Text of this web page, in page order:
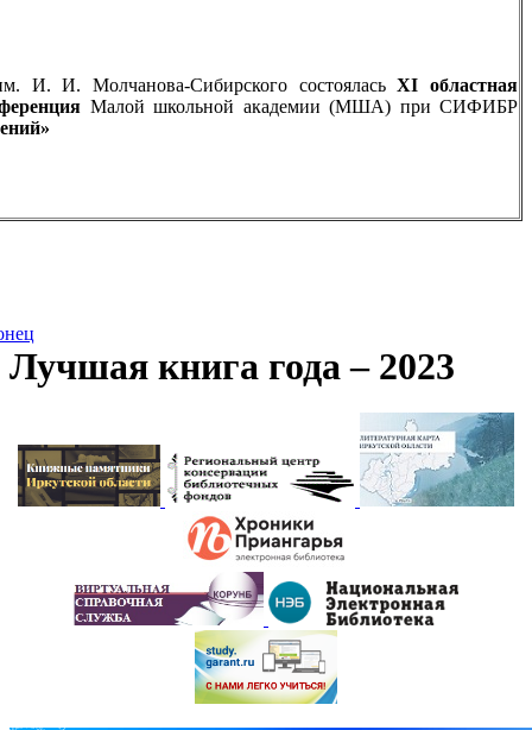
И. И. Молчанова-Сибирского состояласьXI областная
Малой школьной академии (МША) при СИФИБР
Лучшая книга года – 2023